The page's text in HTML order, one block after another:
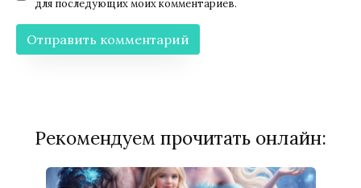
для последующих моих комментариев.
Рекомендуем прочитать онлайн: